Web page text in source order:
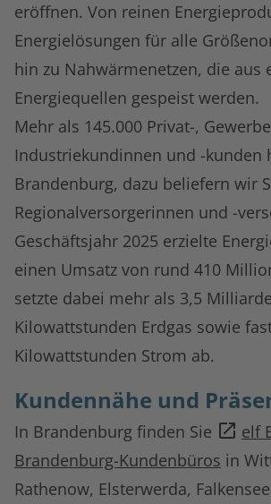
eröffnen. Von reinen
Energielösungen für alle
hin zu Nahwärmenetzen, die aus
Energiequellen gespeist werden.
Mehr als 145.000 Privat-,
Industriekundinnen und -kunden
Brandenburg, dazu beliefern wir
Regionalversorgerinnen und -
Geschäftsjahr 2025 erzielte
einen Umsatz von rund 410
setzte dabei mehr als 3,5
Kilowattstunden Erdgas sowie
Kilowattstunden Strom ab.
Kundennähe und
In Brandenburg finden Sie
elf
Brandenburg-Kundenbüros in
Rathenow, Elsterwerda,